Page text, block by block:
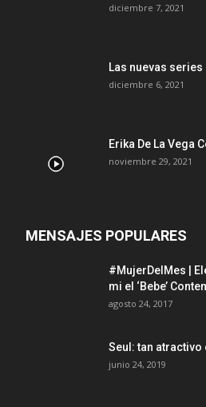
diciembre 7, 2021
Las nuevas series
diciembre 6, 2021
Erika De La Vega
noviembre 29, 2021
MENSAJES POPULARES
#MujerDelMes |
mi el ‘Bebe’
agosto 24, 2017
Seul: tan
junio 24, 2019